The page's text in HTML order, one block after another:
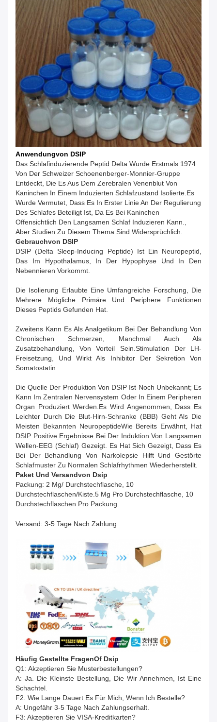
AnwendungVon DSIP
Das Schlafinduzierende Peptid Delta Wurde Erstmals 1974
Von Der Schweizer Schoenenberger-Monnier-Gruppe
Entdeckt, Die Es Aus Dem Zerebralen Venenblut Von
Kaninchen In Einem Induzierten Schlafzustand Isolierte.Es
Wurde Vermutet, Dass Es In Erster Linie An Der Regulierung
Des Schlafes Beteiligt Ist, Da Es Bei Kaninchen
Offensichtlich Den Langsamen Schlaf Induzieren Kann.,
Aber Studien Zu Diesem Thema Sind Widersprüchlich.
GebrauchVon DSIP
DSIP (Delta Sleep-Inducing Peptide) Ist Ein Neuropeptid,
Das Im Hypothalamus, In Der Hypophyse Und In Den
Nebennieren Vorkommt.
Die Isolierung Erlaubte Eine Umfangreiche Forschung, Die
Mehrere Mögliche Primäre Und Periphere Funktionen
Dieses Peptids Gefunden Hat.
Zweitens Kann Es Als Analgetikum Bei Der Behandlung Von
Chronischen Schmerzen, Manchmal Auch Als
Zusatzbehandlung, Von Vorteil Sein.Stimulation Der LH-
Freisetzung, Und Wirkt Als Inhibitor Der Sekretion Von
Somatostatin.
Die Quelle Der Produktion Von DSIP Ist Noch Unbekannt; Es
Kann Im Zentralen Nervensystem Oder In Einem Peripheren
Organ Produziert Werden.Es Wird Angenommen, Dass Es
Leichter Durch Die Blut-Hirn-Schranke (BBB) Geht Als Die
Meisten Bekannten NeuropeptideWie Bereits Erwähnt, Hat
DSIP Positive Ergebnisse Bei Der Induktion Von Langsamen
Wellen-EEG (Schlaf) Gezeigt. Es Hat Sich Gezeigt, Dass Es
Bei Der Behandlung Von Narkolepsie Hilft Und Gestörte
Schlafmuster Zu Normalen Schlafrhythmen Wiederherstellt.
Paket Und VersandVon Dsip
Packung: 2 Mg/ Durchstechflasche, 10
Durchstechflaschen/Kiste. 5 Mg Pro Durchstechflasche, 10
Durchstechflaschen Pro Packung.
Versand: 3-5 Tage Nach Zahlung
Häufig Gestellte FragenOF Dsip
Q1: Akzeptieren Sie Musterbestellungen?
A: Ja. Die Kleinste Bestellung, Die Wir Annehmen, Ist Eine
Schachtel.
F2: Wie Lange Dauert Es Für Mich, Wenn Ich Bestelle?
A: Ungefähr 3-5 Tage Nach Zahlungserhalt.
F3: Akzeptieren Sie VISA-Kreditkarten?